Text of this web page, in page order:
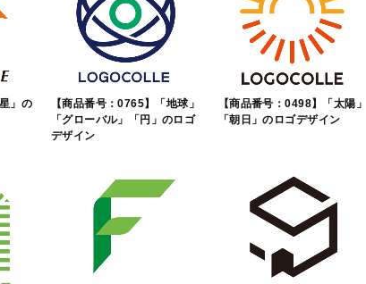
」の
【商品番号：0765】「地球」
「グローバル」「円」のロゴ
デザイン
【商品番号：0498】「太陽」
「朝日」のロゴデザイン